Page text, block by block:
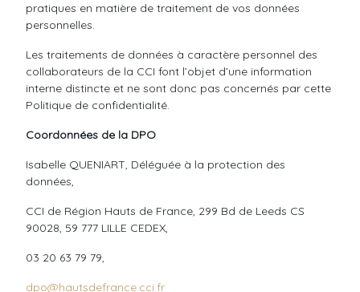
pratiques en matière de traitement de vos données
personnelles.
Les traitements de données à caractère personnel des
collaborateurs de la CCI font l’objet d’une information
interne distincte et ne sont donc pas concernés par cette
Politique de confidentialité.
Coordonnées de la DPO
Isabelle QUENIART, Déléguée à la protection des
données,
CCI de Région Hauts de France, 299 Bd de Leeds CS
90028, 59 777 LILLE CEDEX,
03 20 63 79 79,
dpo@hautsdefrance.cci.fr